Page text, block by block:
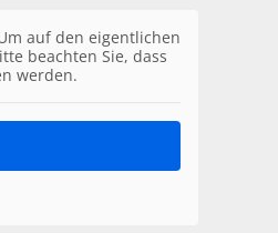
auf den eigentlichen
beachten Sie, dass
werden.